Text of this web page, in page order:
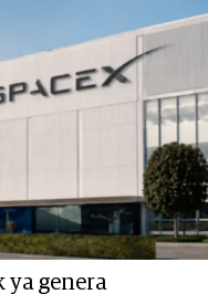
ya genera